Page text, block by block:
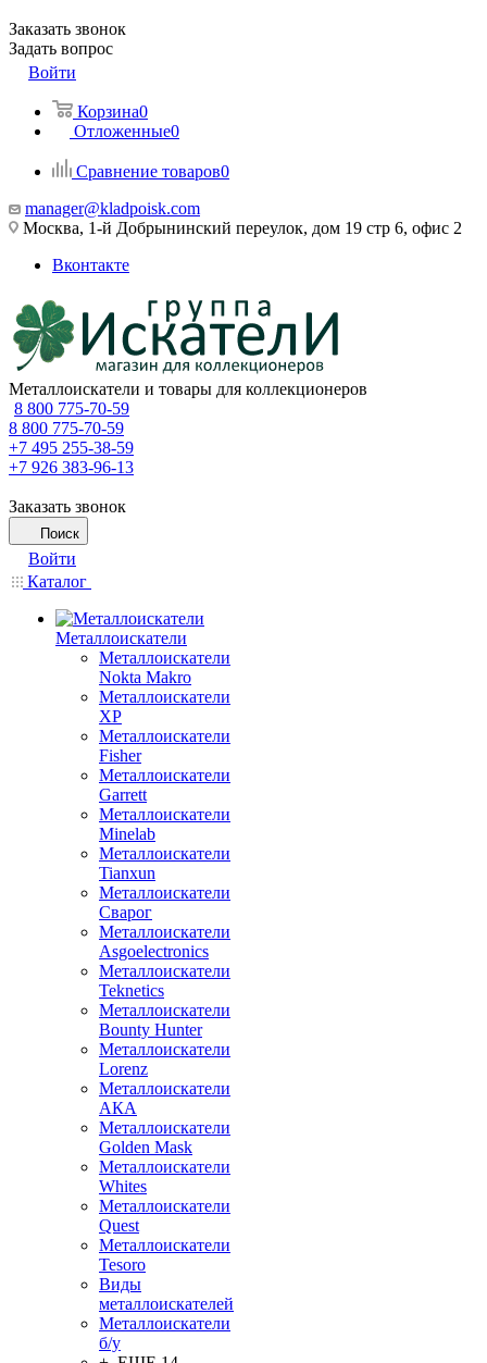
Заказать звонок
Задать вопрос
Войти
Корзина0
Отложенные0
Сравнение товаров0
manager@kladpoisk.com
Москва, 1-й Добрынинский переулок, дом 19 стр 6, офис 2
Вконтакте
Металлоискатели и товары для коллекционеров
8 800 775-70-59
8 800 775-70-59
+7 495 255-38-59
+7 926 383-96-13
Заказать звонок
Поиск
Войти
Каталог
Металлоискатели
Металлоискатели
Nokta Makro
Металлоискатели
XP
Металлоискатели
Fisher
Металлоискатели
Garrett
Металлоискатели
Minelab
Металлоискатели
Tianxun
Металлоискатели
Сварог
Металлоискатели
Asgoelectronics
Металлоискатели
Teknetics
Металлоискатели
Bounty Hunter
Металлоискатели
Lorenz
Металлоискатели
АКА
Металлоискатели
Golden Mask
Металлоискатели
Whites
Металлоискатели
Quest
Металлоискатели
Tesoro
Виды
металлоискателей
Металлоискатели
б/у